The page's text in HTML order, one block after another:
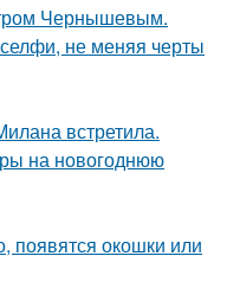
Чернышевым.
не меняя черты
встретила.
на новогоднюю
появятся окошки или